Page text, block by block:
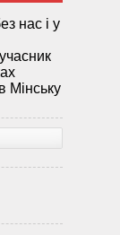
нас і у
Мінську